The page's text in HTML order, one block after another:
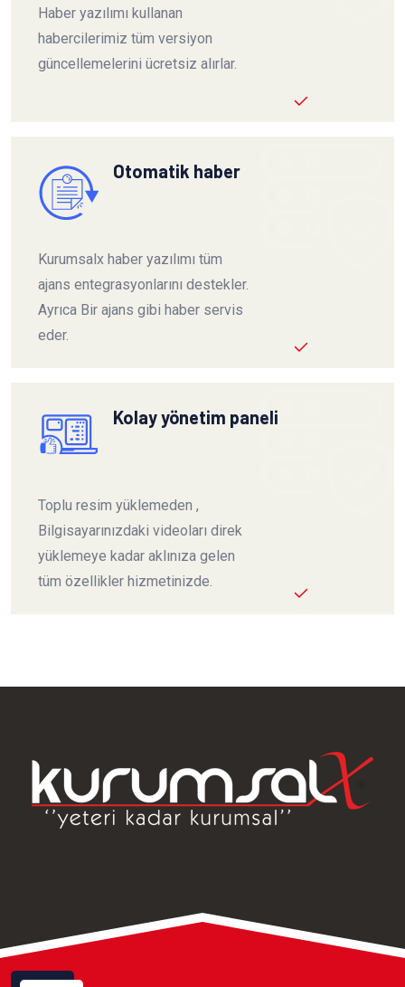
Haber yazılımı kullanan
habercilerimiz tüm versiyon
güncellemelerini ücretsiz alırlar.
Otomatik haber
Kurumsalx haber yazılımı tüm
ajans entegrasyonlarını destekler.
Ayrıca Bir ajans gibi haber servis
eder.
Kolay yönetim paneli
Toplu resim yüklemeden ,
Bilgisayarınızdaki videoları direk
yüklemeye kadar aklınıza gelen
tüm özellikler hizmetinizde.